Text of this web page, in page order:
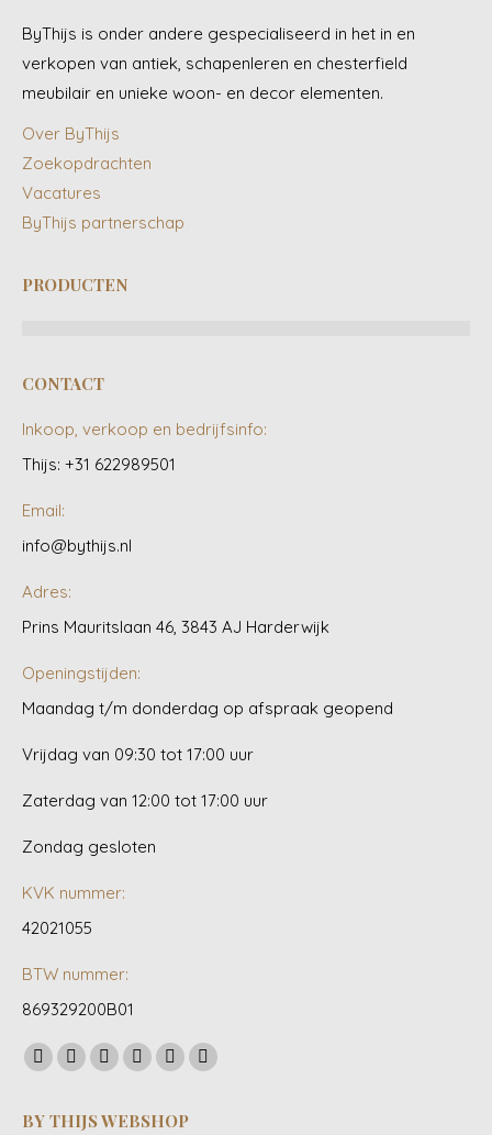
ByThijs is onder andere gespecialiseerd in het in en
verkopen van antiek, schapenleren en chesterfield
meubilair en unieke woon- en decor elementen.
Over ByThijs
Zoekopdrachten
Vacatures
ByThijs partnerschap
PRODUCTEN
CONTACT
Inkoop, verkoop en bedrijfsinfo:
Thijs: +31 622989501
Email:
info@bythijs.nl
Adres:
Prins Mauritslaan 46, 3843 AJ Harderwijk
Openingstijden:
Maandag t/m donderdag op afspraak geopend
Vrijdag van 09:30 tot 17:00 uur
Zaterdag van 12:00 tot 17:00 uur
Zondag gesloten
KVK nummer:
42021055
BTW nummer:
869329200B01
Vind ons op:
Facebook
opens
YouTube
opens
Linkedin
opens
Pinterest
opens
Instagram
opens
Whatsapp
BY THIJS WEBSHOP